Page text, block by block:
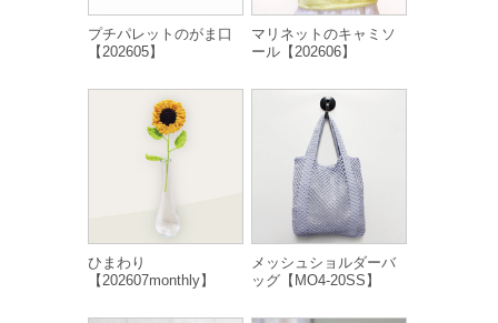
プチパレットのがま口
【202605】
マリネットのキャミソ
ール【202606】
ひまわり
【202607monthly】
メッシュショルダーバ
ッグ【MO4-20SS】